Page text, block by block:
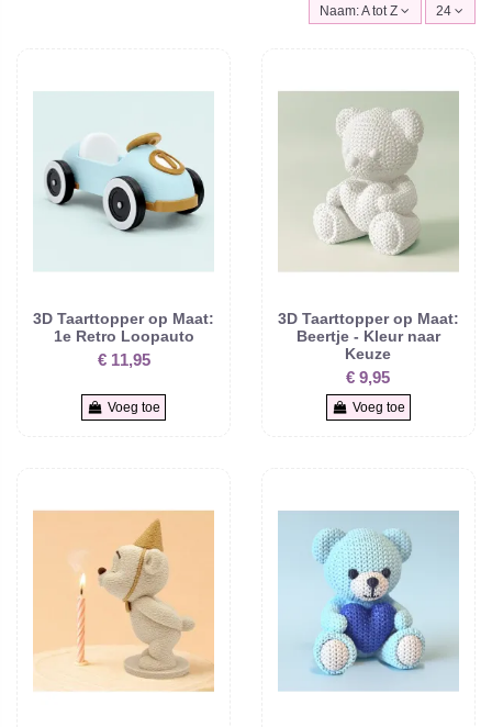
Naam: A tot Z 24
3D Taarttopper op Maat:
1e Retro Loopauto
€ 11,95
Voeg toe
3D Taarttopper op Maat:
Beertje - Kleur naar
Keuze
€ 9,95
Voeg toe